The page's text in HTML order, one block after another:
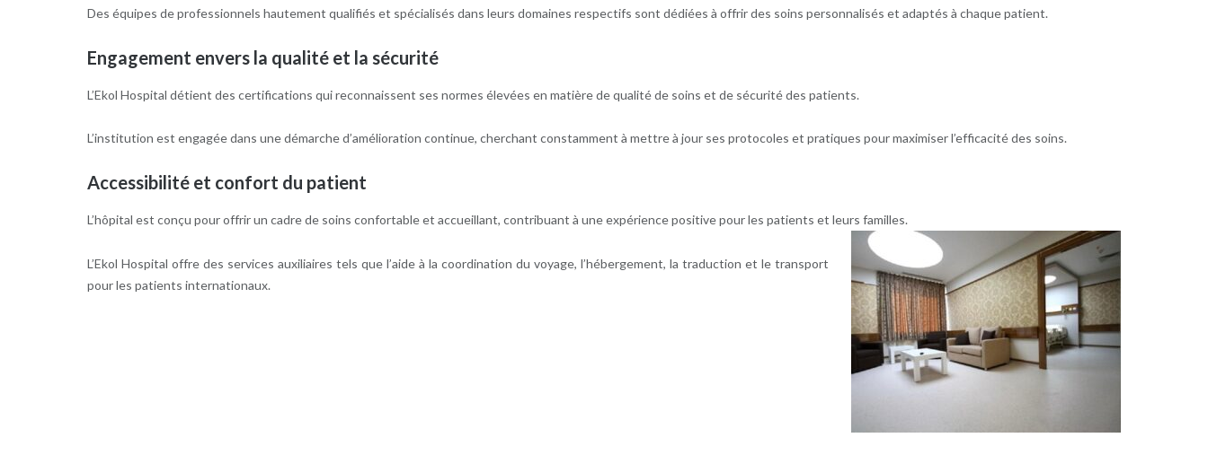
Des équipes de professionnels hautement qualifiés et spécialisés dans leurs domaines respectifs sont dédiées à offrir des soins personnalisés et adaptés à chaque patient.
Engagement envers la qualité et la sécurité
L’Ekol Hospital détient des certifications qui reconnaissent ses normes élevées en matière de qualité de soins et de sécurité des patients.
L’institution est engagée dans une démarche d’amélioration continue, cherchant constamment à mettre à jour ses protocoles et pratiques pour maximiser l’efficacité des soins.
Accessibilité et confort du patient
L’hôpital est conçu pour offrir un cadre de soins confortable et accueillant, contribuant à une expérience positive pour les patients et leurs familles.
L’Ekol Hospital offre des services auxiliaires tels que l’aide à la coordination du voyage, l’hébergement, la traduction et le transport
pour les patients internationaux.